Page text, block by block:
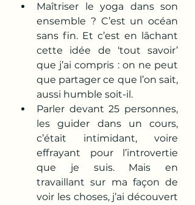
Maîtriser le yoga dans son
ensemble ? C’est un océan
sans fin. Et c’est en lâchant
cette idée de ‘tout savoir’
que j’ai compris : on ne peut
que partager ce que l’on sait,
aussi humble soit-il.
Parler devant 25 personnes,
les guider dans un cours,
c’était intimidant, voire
effrayant pour l’introvertie
que je suis. Mais en
travaillant sur ma façon de
voir les choses, j’ai découvert